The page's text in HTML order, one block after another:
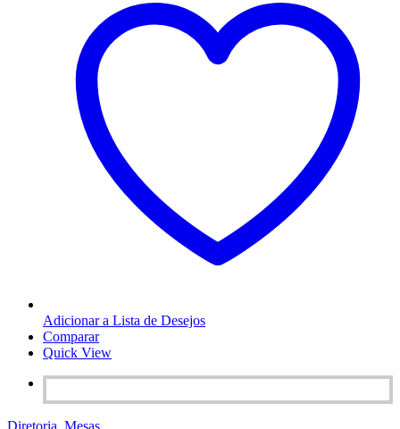
Adicionar a Lista de Desejos
Comparar
Quick View
Diretoria, Mesas